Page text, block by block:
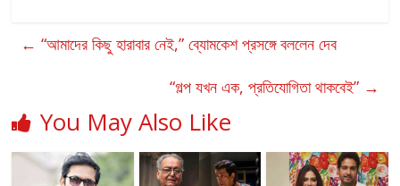
← “আমাদের কিছু হারাবার নেই,” ব্যোমকেশ প্রসঙ্গে বললেন দেব
“গল্প যখন এক, প্রতিযোগিতা থাকবেই” →
You May Also Like